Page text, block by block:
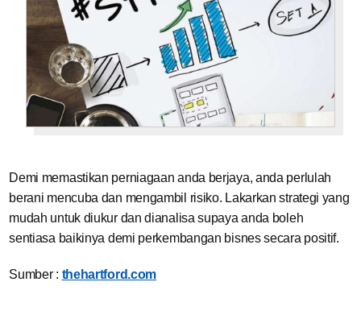
Demi memastikan perniagaan anda berjaya, anda perlulah
berani mencuba dan mengambil risiko. Lakarkan strategi yang
mudah untuk diukur dan dianalisa supaya anda boleh
sentiasa baikinya demi perkembangan bisnes secara positif.
Sumber : thehartford.com